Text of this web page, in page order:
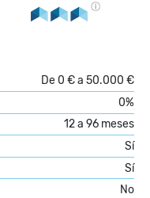
De 0 € a 50.000 €
0%
12 a 96 meses
Sí
Sí
No